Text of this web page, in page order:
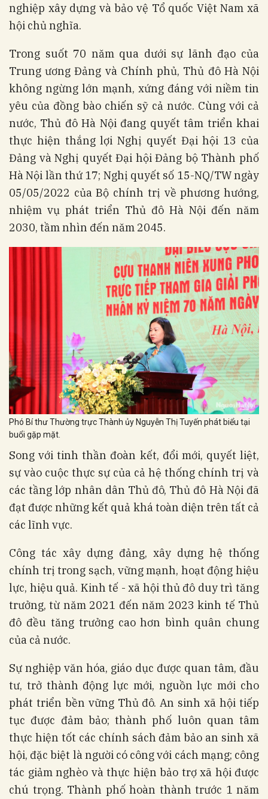
nghiệp xây dựng và bảo vệ Tổ quốc Việt Nam xã
hội chủ nghĩa.
Trong suốt 70 năm qua dưới sự lãnh đạo của
Trung ương Đảng và Chính phủ, Thủ đô Hà Nội
không ngừng lớn mạnh, xứng đáng với niềm tin
yêu của đồng bào chiến sỹ cả nước. Cùng với cả
nước, Thủ đô Hà Nội đang quyết tâm triển khai
thực hiện thắng lợi Nghị quyết Đại hội 13 của
Đảng và Nghị quyết Đại hội Đảng bộ Thành phố
Hà Nội lần thứ 17; Nghị quyết số 15-NQ/TW ngày
05/05/2022 của Bộ chính trị về phương hướng,
nhiệm vụ phát triển Thủ đô Hà Nội đến năm
2030, tầm nhìn đến năm 2045.
Phó Bí thư Thường trực Thành ủy Nguyễn Thị Tuyến phát biểu tại
buổi gặp mặt.
Song với tinh thần đoàn kết, đổi mới, quyết liệt,
sự vào cuộc thực sự của cả hệ thống chính trị và
các tầng lớp nhân dân Thủ đô, Thủ đô Hà Nội đã
đạt được những kết quả khá toàn diện trên tất cả
các lĩnh vực.
Công tác xây dựng đảng, xây dựng hệ thống
chính trị trong sạch, vững mạnh, hoạt động hiệu
lực, hiệu quả. Kinh tế - xã hội thủ đô duy trì tăng
trưởng, từ năm 2021 đến năm 2023 kinh tế Thủ
đô đều tăng trưởng cao hơn bình quân chung
của cả nước.
Sự nghiệp văn hóa, giáo dục được quan tâm, đầu
tư, trở thành động lực mới, nguồn lực mới cho
phát triển bền vững Thủ đô. An sinh xã hội tiếp
tục được đảm bảo; thành phố luôn quan tâm
thực hiện tốt các chính sách đảm bảo an sinh xã
hội, đặc biệt là người có công với cách mạng; công
tác giảm nghèo và thực hiện bảo trợ xã hội được
chú trọng. Thành phố hoàn thành trước 1 năm